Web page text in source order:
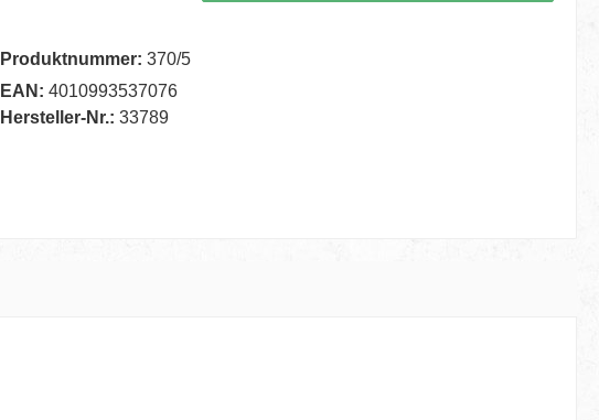
Produktnummer: 370/5
EAN: 4010993537076
Hersteller-Nr.: 33789